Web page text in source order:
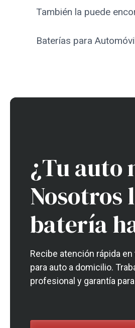
También la puede
Baterías para
¿Tu auto
Nosotros
batería
Recibe atención rápida
para auto a domicilio.
profesional y garantía